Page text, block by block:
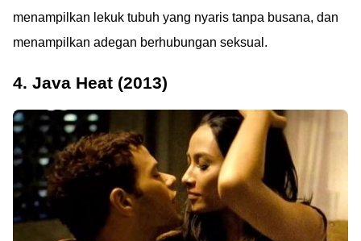
menampilkan lekuk tubuh yang nyaris tanpa busana, dan
menampilkan adegan berhubungan seksual.
4. Java Heat (2013)